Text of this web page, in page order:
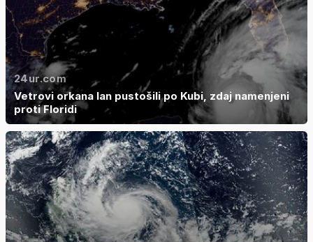
24ur.com
Vetrovi orkana Ian pustošili po Kubi, zdaj namenjeni
proti Floridi